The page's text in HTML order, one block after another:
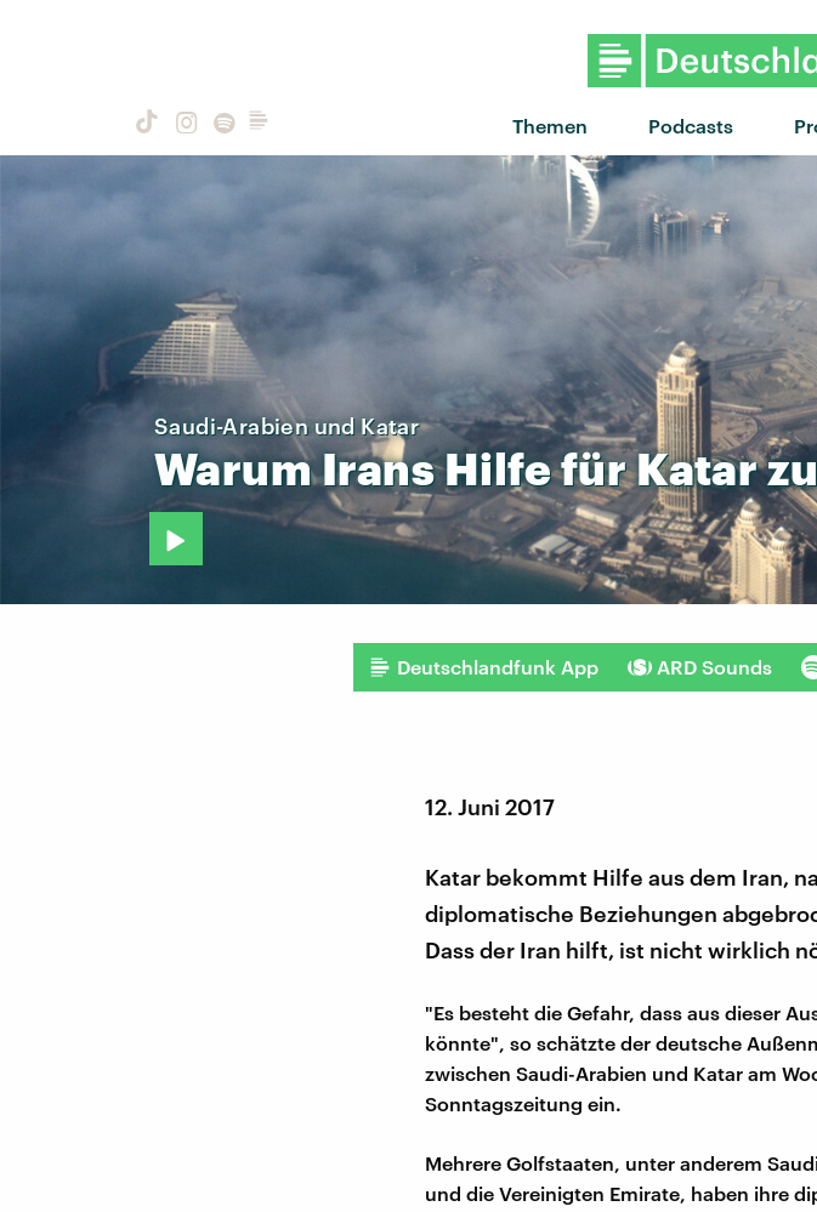
Themen Podcasts
Saudi-Arabien und Katar
WarumIrans HilfefürKatar
Deutschlandfunk App ARD Sounds
12. Juni 2017
Katar bekommt Hilfe aus dem Iran,
diplomatische Beziehungen
Dass der Iran hilft, ist nicht wirklich
"Es besteht die Gefahr, dass aus dieser
könnte", so schätzte der deutsche
zwischen Saudi-Arabien und Katar am
Sonntagszeitung ein.
Mehrere Golfstaaten, unter anderem
und die Vereinigten Emirate, haben ihre